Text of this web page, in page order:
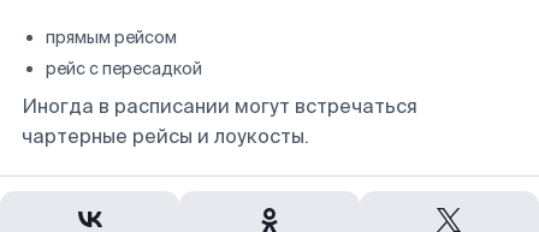
прямым рейсом
рейс с пересадкой
Иногда в расписании могут встречаться
чартерные рейсы и лоукосты.